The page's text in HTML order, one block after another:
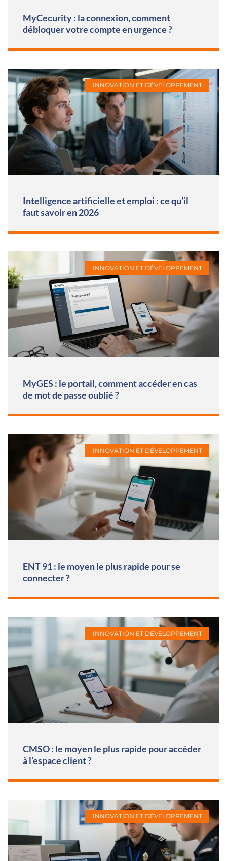
MyCecurity : la connexion, comment
débloquer votre compte en urgence ?
INNOVATION ET DÉVELOPPEMENT
Intelligence artificielle et emploi : ce qu’il
faut savoir en 2026
INNOVATION ET DÉVELOPPEMENT
MyGES : le portail, comment accéder en cas
de mot de passe oublié ?
INNOVATION ET DÉVELOPPEMENT
ENT 91 : le moyen le plus rapide pour se
connecter ?
INNOVATION ET DÉVELOPPEMENT
CMSO : le moyen le plus rapide pour accéder
à l’espace client ?
INNOVATION ET DÉVELOPPEMENT